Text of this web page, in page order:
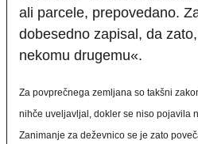
ali parcele, prepovedano.
dobesedno zapisal, da
nekomu drugemu«.
Za povprečnega zemljana so takšni
nihče uveljavljal, dokler se niso pojavila
Zanimanje za deževnico se je zato